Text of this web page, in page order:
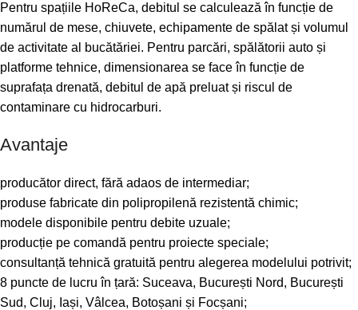
Pentru spațiile HoReCa, debitul se calculează în funcție de
numărul de mese, chiuvete, echipamente de spălat și volumul
de activitate al bucătăriei. Pentru parcări, spălătorii auto și
platforme tehnice, dimensionarea se face în funcție de
suprafața drenată, debitul de apă preluat și riscul de
contaminare cu hidrocarburi.
Avantaje
producător direct, fără adaos de intermediar;
produse fabricate din polipropilenă rezistentă chimic;
modele disponibile pentru debite uzuale;
producție pe comandă pentru proiecte speciale;
consultanță tehnică gratuită pentru alegerea modelului potrivit;
8 puncte de lucru în țară: Suceava, București Nord, București
Sud, Cluj, Iași, Vâlcea, Botoșani și Focșani;